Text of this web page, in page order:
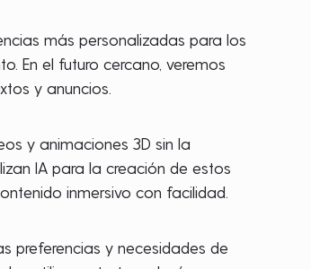
más personalizadas para los
En el futuro cercano, veremos
y anuncios.
y animaciones 3D sin la
IA para la creación de estos
inmersivo con facilidad.
preferencias y necesidades de